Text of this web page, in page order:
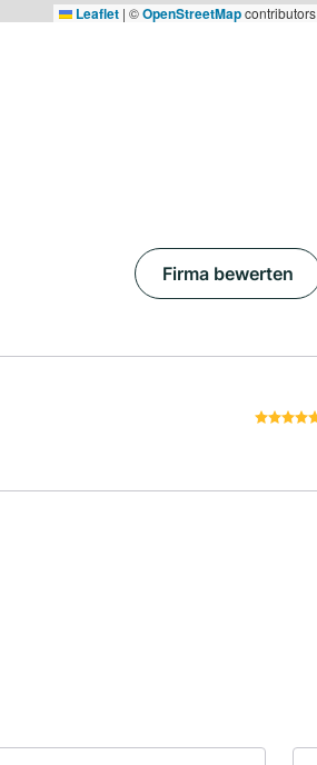
Leaflet | ©OpenStreetMapcontributors
Firma bewerten